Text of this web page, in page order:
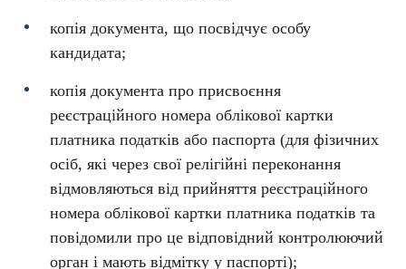
копія документа, що посвідчує особу
кандидата;
копія документа про присвоєння
реєстраційного номера облікової картки
платника податків або паспорта (для фізичних
осіб, які через свої релігійні переконання
відмовляються від прийняття реєстраційного
номера облікової картки платника податків та
повідомили про це відповідний контролюючий
орган і мають відмітку у паспорті);